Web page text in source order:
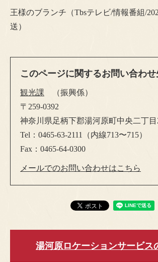
王様のブランチ（Tbsテレビ/情報番組/
送）
このページに関するお問い合わせ
観光課
振興係
〒259-0392
神奈川県足柄下郡湯河原町中央二丁目
Tel：0465-63-2111（内線713〜715）
Fax：0465-64-0300
メールでのお問い合わせはこちら
湯河原ロケーションサービス